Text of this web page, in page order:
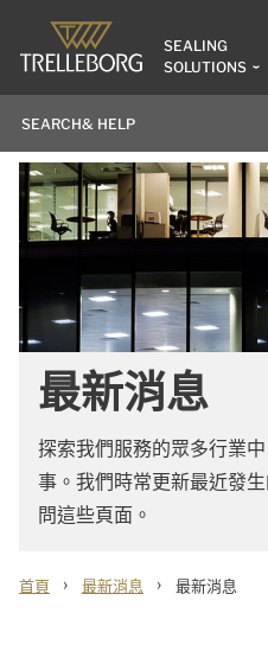
SEALING
SOLUTIONS
最新消息
探索我們服務的眾多行業
事。我們時常更新最近發
問這些頁面。
首頁 › 最新消息 › 最新消息